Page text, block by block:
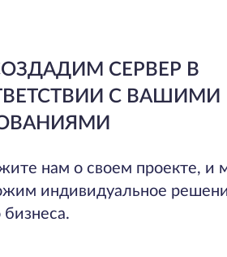
СЕРВЕР В
С ВАШИМИ
нам о своем проекте, и
индивидуальное
бизнеса.